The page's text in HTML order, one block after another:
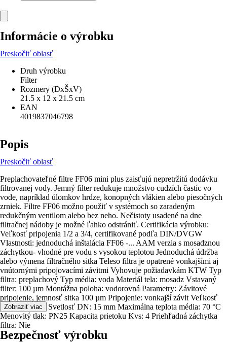
Informácie o výrobku
Preskočiť oblasť
Druh výrobku
Filter
Rozmery (DxŠxV)
21.5 x 12 x 21.5 cm
EAN
4019837046798
Popis
Preskočiť oblasť
Preplachovateľné filtre FF06 mini plus zaisťujú nepretržitú dodávku
filtrovanej vody. Jemný filter redukuje množstvo cudzích častíc vo
vode, napríklad úlomkov hrdze, konopných vlákien alebo piesočných
zrniek. Filtre FF06 možno použiť v systémoch so zaradeným
redukčným ventilom alebo bez neho. Nečistoty usadené na dne
filtračnej nádoby je možné ľahko odstrániť. Certifikácia výrobku:
Veľkosť pripojenia 1/2 a 3/4, certifikované podľa DIN/DVGW
Vlastnosti: jednoduchá inštalácia FF06 -... AAM verzia s mosadznou
záchytkou- vhodné pre vodu s vysokou teplotou Jednoduchá údržba
alebo výmena filtračného sitka Teleso filtra je opatrené vonkajšími aj
vnútornými pripojovacími závitmi Vyhovuje požiadavkám KTW Typ
filtra: preplachový Typ média: voda Materiál tela: mosadz Vstavaný
filter: 100 µm Montážna poloha: vodorovná Parametry: Závitové
pripojenie, jemnosť sitka 100 µm Pripojenie: vonkajší závit Veľkosť
pripojenia: 1/2 Svetlosť DN: 15 mm Maximálna teplota média: 70 °C
Menovitý tlak: PN25 Kapacita prietoku Kvs: 4 Priehľadná záchytka
filtra: Nie
Zobraziť viac
Bezpečnosť výrobku